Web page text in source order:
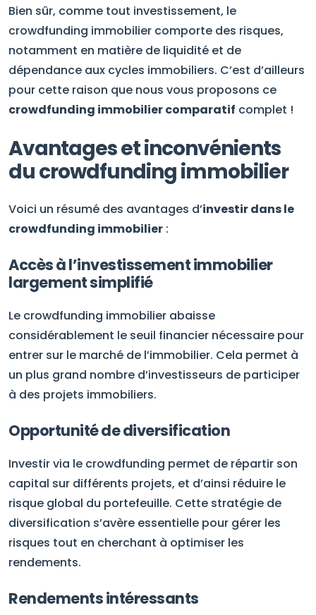
Bien sûr, comme tout investissement, le
crowdfunding immobilier comporte des risques,
notamment en matière de liquidité et de
dépendance aux cycles immobiliers. C’est d’ailleurs
pour cette raison que nous vous proposons ce
crowdfunding immobilier comparatif complet !
Avantages et inconvénients
du crowdfunding immobilier
Voici un résumé des avantages d’investir dans le
crowdfunding immobilier :
Accès à l’investissement immobilier
largement simplifié
Le crowdfunding immobilier abaisse
considérablement le seuil financier nécessaire pour
entrer sur le marché de l’immobilier. Cela permet à
un plus grand nombre d’investisseurs de participer
à des projets immobiliers.
Opportunité de diversification
Investir via le crowdfunding permet de répartir son
capital sur différents projets, et d’ainsi réduire le
risque global du portefeuille. Cette stratégie de
diversification s’avère essentielle pour gérer les
risques tout en cherchant à optimiser les
rendements.
Rendements intéressants